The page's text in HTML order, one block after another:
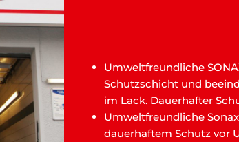
Umweltfreundliche
Schutzschicht und
im Lack. Dauerhafter
Umweltfreundliche
dauerhaftem Schutz vor